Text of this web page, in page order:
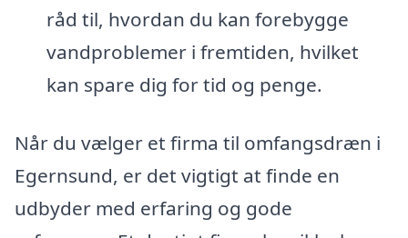
råd til, hvordan du kan forebygge
vandproblemer i fremtiden, hvilket
kan spare dig for tid og penge.
Når du vælger et firma til omfangsdræn i
Egernsund, er det vigtigt at finde en
udbyder med erfaring og gode